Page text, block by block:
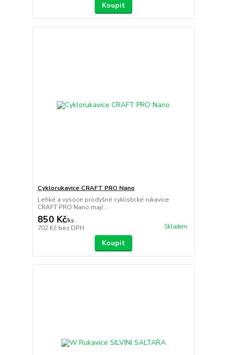
Koupit
Cyklorukavice CRAFT PRO Nano
Lehké a vysoce prodyšné cyklistické rukavice
CRAFT PRO Nano mají ...
850 Kč/ks
702 Kč bez DPH Skladem
Koupit